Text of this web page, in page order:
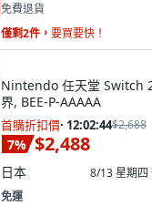
免費退貨
僅剩2件， 要買要快！
Nintendo 任天堂 Switch
界, BEE-P-AAAAA
首購折扣價· 12:02:43$2,688
7% $2,488
日本 8/13 星期四
免運